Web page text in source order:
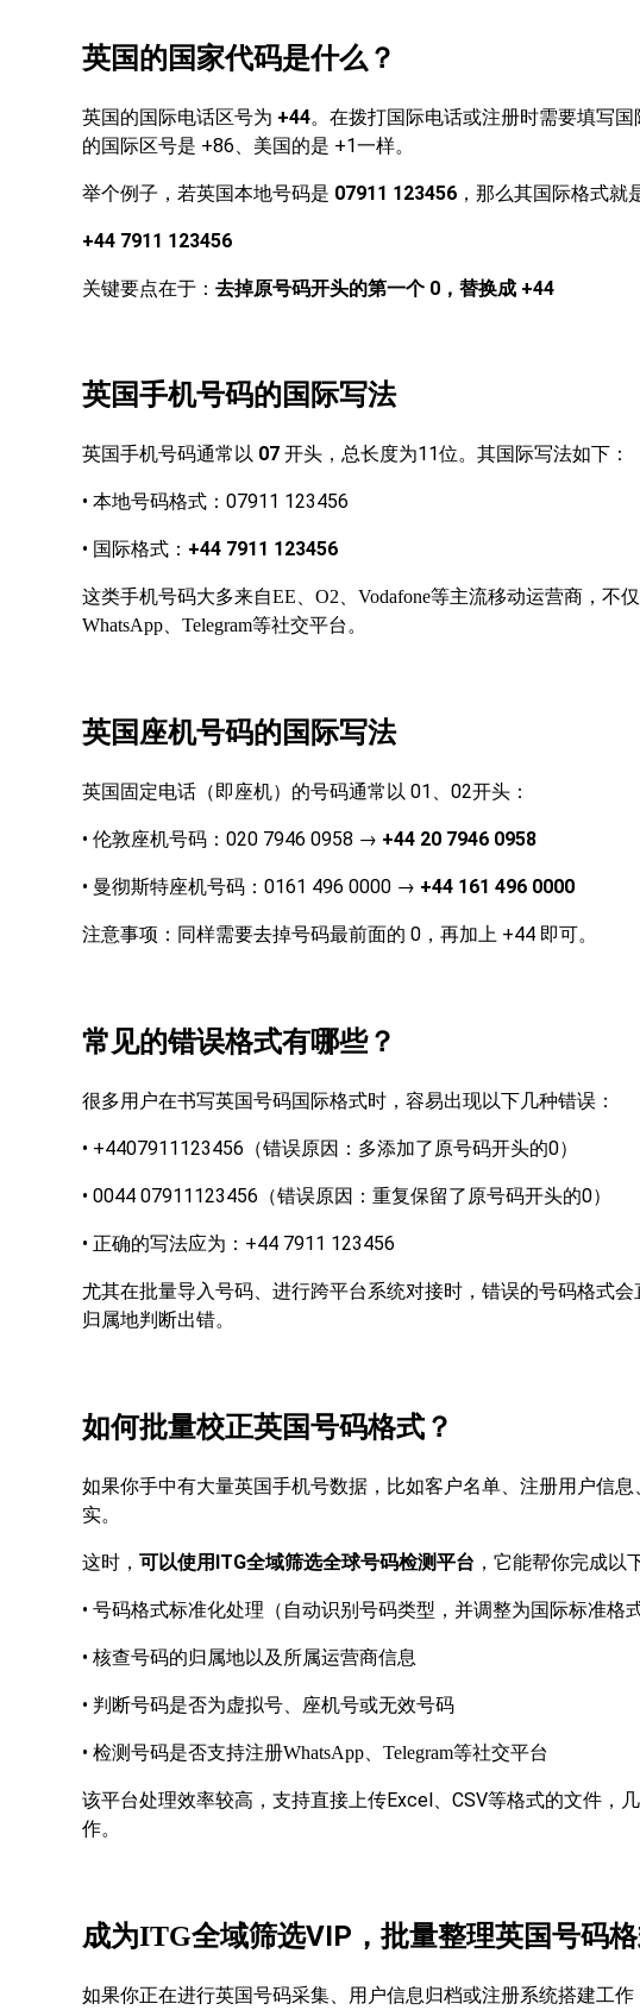
英国的国家代码是什么？
英国的国际电话区号为 +44。在拨打国际电话或注册时需要填写
的国际区号是 +86、美国的是 +1一样。
举个例子，若英国本地号码是 07911 123456 ，那么其国际格式就
+44 7911 123456
关键要点在于： 去掉原号码开头的第一个 0，替换成 +44
英国手机号码的国际写法
英国手机号码通常以 07 开头，总长度为11位。其国际写法如下：
• 本地号码格式： 07911 123456
• 国际格式： +44 7911 123456
这类手机号码大多来自EE、O2、Vodafone等主流移动运营商，不
WhatsApp、Telegram等社交平台。
英国座机号码的国际写法
英国固定电话（即座机）的号码通常以 01、02开头：
• 伦敦座机号码： 020 7946 0958 → +44 20 7946 0958
• 曼彻斯特座机号码： 0161 496 0000 → +44 161 496 0000
注意事项：同样需要去掉号码最前面的 0，再加上 +44 即可。
常见的错误格式有哪些？
很多用户在书写英国号码国际格式时，容易出现以下几种错误：
• +4407911123456（错误原因：多添加了原号码开头的0）
• 0044 07911123456（错误原因：重复保留了原号码开头的0）
• 正确的写法应为： +44 7911 123456
尤其在批量导入号码、进行跨平台系统对接时，错误的号码格式
归属地判断出错。
如何批量校正英国号码格式？
如果你手中有大量英国手机号数据，比如客户名单、注册用户信
实。
这时， 可以使用ITG全域筛选全球号码检测平台 ，它能帮你完成以
• 号码格式标准化处理（自动识别号码类型，并调整为国际标准格式
• 核查号码的归属地以及所属运营商信息
• 判断号码是否为虚拟号、座机号或无效号码
• 检测号码是否支持注册WhatsApp、Telegram等社交平台
该平台处理效率较高，支持直接上传Excel、CSV等格式的文件，
作。
成为ITG全域筛选VIP，批量整理英国号码
如果你正在进行英国号码采集、用户信息归档或注册系统搭建工